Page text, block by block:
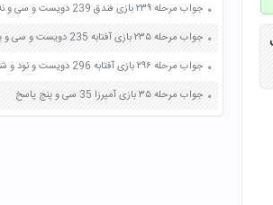
جواب مرحله ۲۳۹ بازی فندق 239 دویست و سی و نه پاسخ
جواب مرحله ۲۳۵ بازی آفتابه 235 دویست و سی و پنج پاسخ
جواب مرحله ۲۹۶ بازی آفتابه 296 دویست و نود و شش پاسخ
جواب مرحله ۳۵ بازی آمیرزا 35 سی و پنج پاسخ